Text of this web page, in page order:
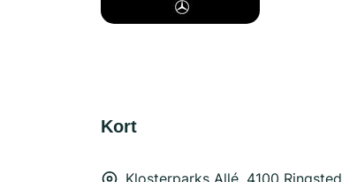
Kort
Klosterparks Allé, 4100 Ringsted